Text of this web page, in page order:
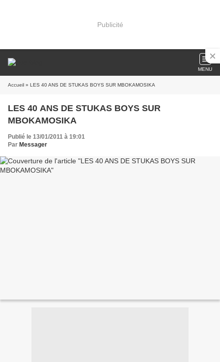
Publicité
MENU
Accueil » LES 40 ANS DE STUKAS BOYS SUR MBOKAMOSIKA
LES 40 ANS DE STUKAS BOYS SUR
MBOKAMOSIKA
Publié le 13/01/2011 à 19:01
Par Messager